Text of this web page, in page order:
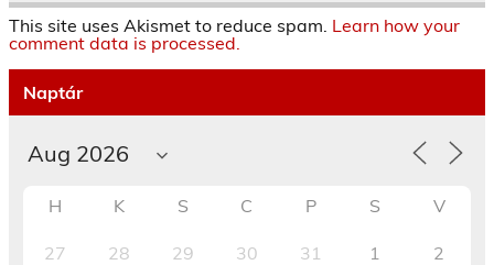
This site uses Akismet to reduce spam. Learn how your
comment data is processed.
Naptár
H K S C P S V
27 28 29 30 31 1 2